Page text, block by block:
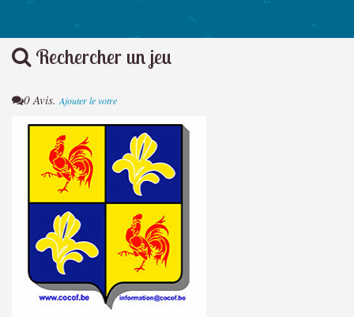
Rechercher un jeu
0 Avis. Ajouter le votre